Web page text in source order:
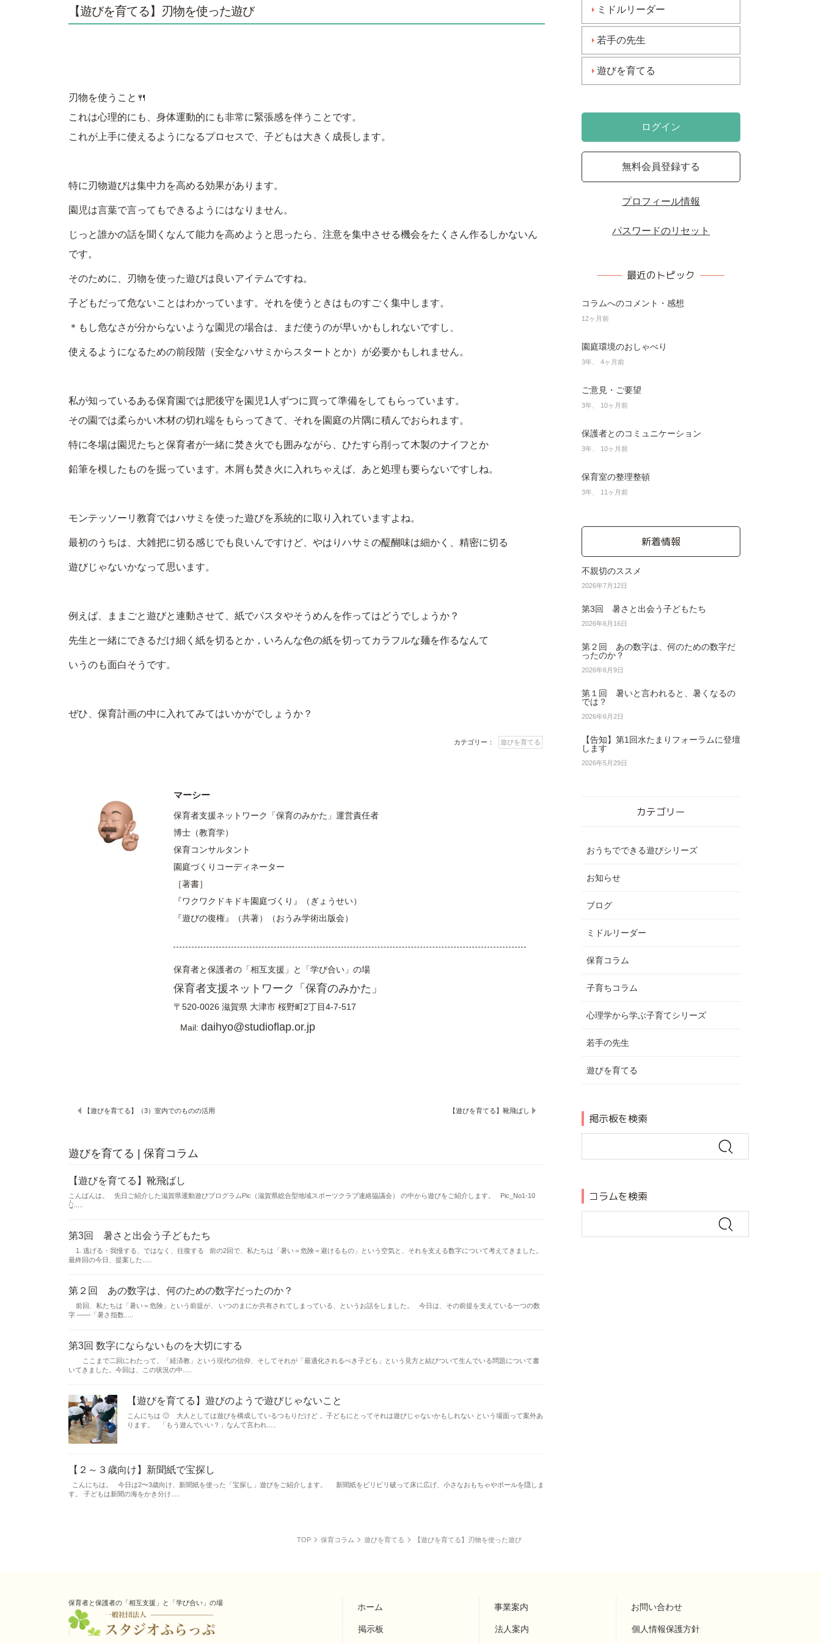
【遊びを育てる】刃物を使った遊び
刃物を使うこと🍴
これは心理的にも、身体運動的にも非常に緊張感を伴うことです。
これが上手に使えるようになるプロセスで、子どもは大きく成長します。
特に刃物遊びは集中力を高める効果があります。
園児は言葉で言ってもできるようにはなりません。
じっと誰かの話を聞くなんて能力を高めようと思ったら、注意を集中させる機会をたくさん作るしかないん
です。
そのために、刃物を使った遊びは良いアイテムですね。
子どもだって危ないことはわかっています。それを使うときはものすごく集中します。
＊もし危なさが分からないような園児の場合は、まだ使うのが早いかもしれないですし、
使えるようになるための前段階（安全なハサミからスタートとか）が必要かもしれません。
私が知っているある保育園では肥後守を園児1人ずつに買って準備をしてもらっています。
その園では柔らかい木材の切れ端をもらってきて、それを園庭の片隅に積んでおられます。
特に冬場は園児たちと保育者が一緒に焚き火でも囲みながら、ひたすら削って木製のナイフとか
鉛筆を模したものを掘っています。木屑も焚き火に入れちゃえば、あと処理も要らないですしね。
モンテッソーリ教育ではハサミを使った遊びを系統的に取り入れていますよね。
最初のうちは、大雑把に切る感じでも良いんですけど、やはりハサミの醍醐味は細かく、精密に切る
遊びじゃないかなって思います。
例えば、ままごと遊びと連動させて、紙でパスタやそうめんを作ってはどうでしょうか？
先生と一緒にできるだけ細く紙を切るとか，いろんな色の紙を切ってカラフルな麺を作るなんて
いうのも面白そうです。
ぜひ、保育計画の中に入れてみてはいかがでしょうか？
カテゴリー： 遊びを育てる
マーシー
保育者支援ネットワーク「保育のみかた」運営責任者
博士（教育学）
保育コンサルタント
園庭づくりコーディネーター
［著書］
『ワクワクドキドキ園庭づくり』（ぎょうせい）
『遊びの復権』（共著）（おうみ学術出版会）
保育者と保護者の「相互支援」と「学び合い」の場
保育者支援ネットワーク「保育のみかた」
〒520-0026 滋賀県 大津市 桜野町2丁目4-7-517
Mail:daihyo@studioflap.or.jp
【遊びを育てる】（3）室内でのものの活用 【遊びを育てる】靴飛ばし
遊びを育てる | 保育コラム
【遊びを育てる】靴飛ばし
こんばんは。 先日ご紹介した滋賀県運動遊びプログラムPic（滋賀県総合型地域スポーツクラブ連絡協議会） の中から遊びをご紹介します。 Pic_No1-10
👆.....
第3回 暑さと出会う子どもたち
1. 逃げる・我慢する、ではなく、往復する 前の2回で、私たちは「暑い＝危険＝避けるもの」という空気と、それを支える数字について考えてきました。
最終回の今日、提案した.....
第２回 あの数字は、何のための数字だったのか？
前回、私たちは「暑い＝危険」という前提が、 いつのまにか共有されてしまっている、というお話をしました。 今日は、その前提を支えている一つの数
字 ——「暑さ指数.....
第3回 数字にならないものを大切にする
ここまで二回にわたって、「経済教」という現代の信仰、そしてそれが「最適化されるべき子ども」という見方と結びついて生んでいる問題について書
いてきました。今回は、この状況の中.....
【遊びを育てる】遊びのようで遊びじゃないこと
こんにちは 🙂 大人としては遊びを構成しているつもりだけど， 子どもにとってそれは遊びじゃないかもしれない という場面って案外あ
ります。 「もう遊んでいい？」なんて言われ.....
【２～３歳向け】新聞紙で宝探し
こんにちは。 今日は2〜3歳向け、新聞紙を使った「宝探し」遊びをご紹介します。 新聞紙をビリビリ破って床に広げ、小さなおもちゃやボールを隠しま
す。 子どもは新聞の海をかき分け.....
ミドルリーダー
若手の先生
遊びを育てる
ログイン
無料会員登録する
プロフィール情報
パスワードのリセット
最近のトピック
コラムへのコメント・感想
12ヶ月前
園庭環境のおしゃべり
3年、 4ヶ月前
ご意見・ご要望
3年、 10ヶ月前
保護者とのコミュニケーション
3年、 10ヶ月前
保育室の整理整頓
3年、 11ヶ月前
新着情報
不親切のススメ
2026年7月12日
第3回 暑さと出会う子どもたち
2026年6月16日
第２回 あの数字は、何のための数字だ
ったのか？
2026年6月9日
第１回 暑いと言われると、暑くなるの
では？
2026年6月2日
【告知】第1回水たまりフォーラムに登壇
します
2026年5月29日
カテゴリー
おうちでできる遊びシリーズ
お知らせ
ブログ
ミドルリーダー
保育コラム
子育ちコラム
心理学から学ぶ子育てシリーズ
若手の先生
遊びを育てる
掲示板を検索
コラムを検索
TOP 保育コラム 遊びを育てる 【遊びを育てる】刃物を使った遊び
保育者と保護者の「相互支援」と「学び合い」の場 ホーム
掲示板
事業案内
法人案内
お問い合わせ
個人情報保護方針